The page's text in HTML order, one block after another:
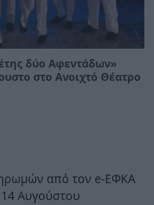
δύο Αφεντάδων»
στο Ανοιχτό Θέατρο
από τον e-ΕΦΚΑ
14 Αυγούστου